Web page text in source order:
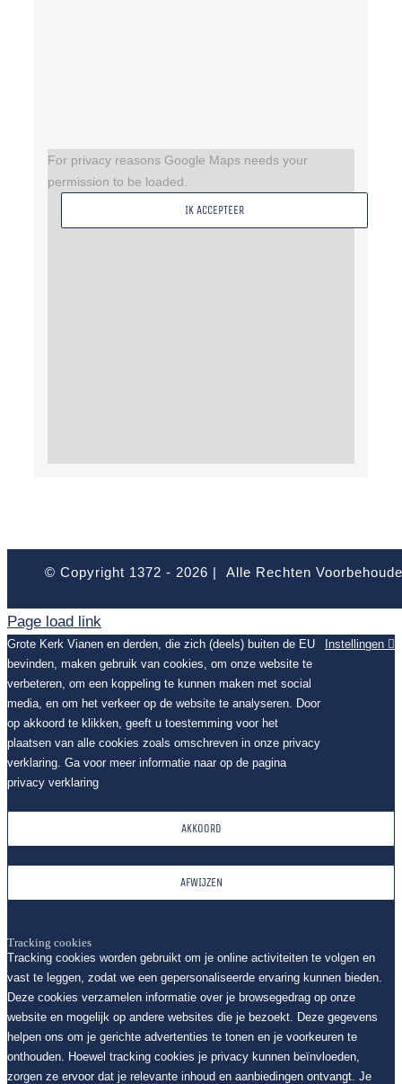
For privacy reasons Google Maps needs your
permission to be loaded.
IK ACCEPTEER
© Copyright 1372 - 2026 | Alle Rechten
Page load link
Grote Kerk Vianen en derden, die zich (deels) buiten de EU
bevinden, maken gebruik van cookies, om onze website te
verbeteren, om een koppeling te kunnen maken met social
media, en om het verkeer op de website te analyseren. Door
op akkoord te klikken, geeft u toestemming voor het
plaatsen van alle cookies zoals omschreven in onze privacy
verklaring. Ga voor meer informatie naar op de pagina
privacy verklaring
Instellingen
AKKOORD
AFWIJZEN
Tracking cookies
Tracking cookies worden gebruikt om je online activiteiten te volgen en
vast te leggen, zodat we een gepersonaliseerde ervaring kunnen bieden.
Deze cookies verzamelen informatie over je browsegedrag op onze
website en mogelijk op andere websites die je bezoekt. Deze gegevens
helpen ons om je gerichte advertenties te tonen en je voorkeuren te
onthouden. Hoewel tracking cookies je privacy kunnen beïnvloeden,
zorgen ze ervoor dat je relevante inhoud en aanbiedingen ontvangt. Je